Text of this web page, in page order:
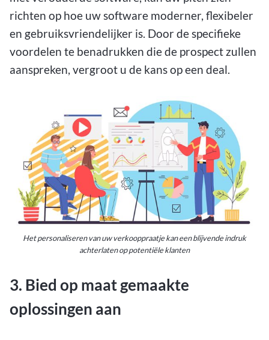
richten op hoe uw software moderner, flexibeler
en gebruiksvriendelijker is. Door de specifieke
voordelen te benadrukken die de prospect zullen
aanspreken, vergroot u de kans op een deal.
Het personaliseren van uw verkooppraatje kan een blijvende indruk
achterlaten op potentiële klanten
3. Bied op maat gemaakte
oplossingen aan